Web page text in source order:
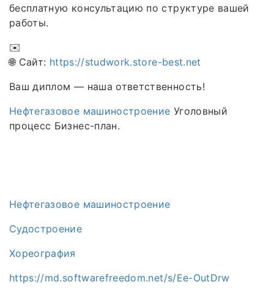
бесплатную консультацию по структуре вашей
работы.
✉️
🌐 Сайт: https://studwork.store-best.net
Ваш диплом — наша ответственность!
Нефтегазовое машиностроение Уголовный
процесс Бизнес-план.
Нефтегазовое машиностроение
Судостроение
Хореография
https://md.softwarefreedom.net/s/Ee-OutDrw